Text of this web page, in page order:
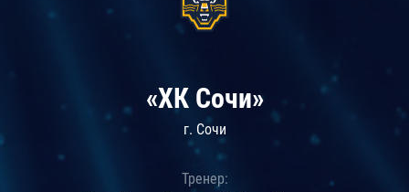
«ХК Сочи»
г. Сочи
Тренер: